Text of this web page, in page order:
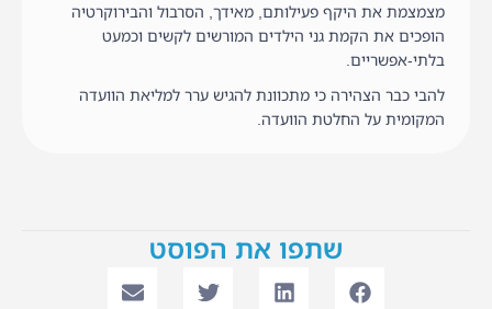
מצמצמת את היקף פעילותם, מאידך, הסרבול והבירוקרטיה
הופכים את הקמת גני הילדים המורשים לקשים וכמעט
בלתי-אפשריים.
להבי כבר הצהירה כי מתכוונת להגיש ערר למליאת הוועדה
המקומית על החלטת הוועדה.
שתפו את הפוסט